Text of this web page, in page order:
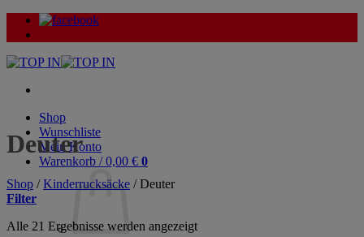
Zum
Inhalt
Shop
Wunschliste
Mein Konto
Warenkorb /0,00 € 0
Deuter
Shop / Kinderrucksäcke /Deuter
Filter
Alle 21 Ergebnisse werden angezeigtNach